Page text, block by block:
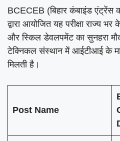
BCECEB (बिहार कंबाइंड एंट्रेंस
द्वारा आयोजित यह परीक्षा राज्य
और स्किल डेवलपमेंट का सुनहरा
टेक्निकल संस्थान में आईटीआई के
मिलती है।
Post Name